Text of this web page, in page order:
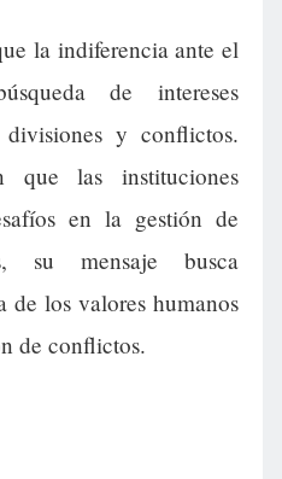
la indiferencia ante el
de intereses
divisiones y conflictos.
las instituciones
en la gestión de
su mensaje busca
de los valores humanos
de conflictos.